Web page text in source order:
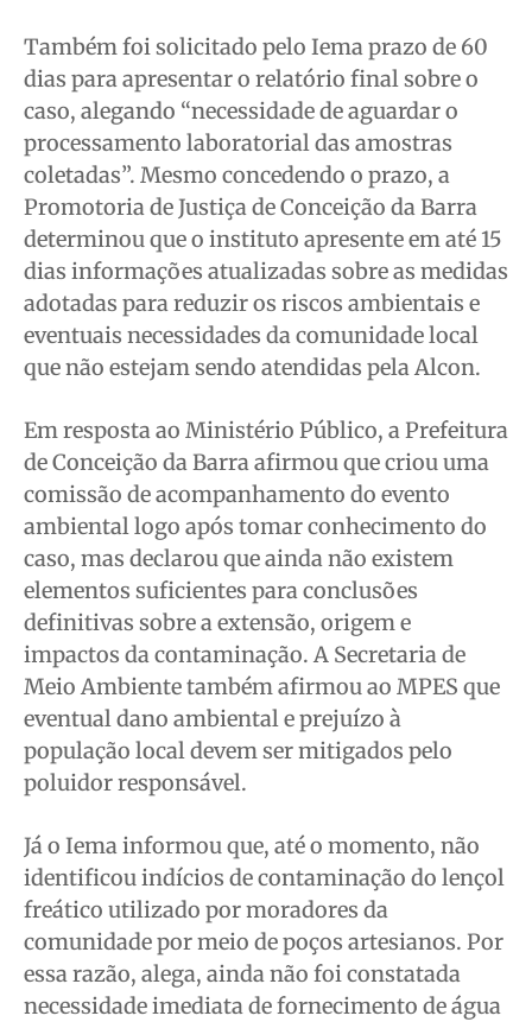
Também foi solicitado pelo Iema prazo de 60
dias para apresentar o relatório final sobre o
caso, alegando “necessidade de aguardar o
processamento laboratorial das amostras
coletadas”. Mesmo concedendo o prazo, a
Promotoria de Justiça de Conceição da Barra
determinou que o instituto apresente em até 15
dias informações atualizadas sobre as medidas
adotadas para reduzir os riscos ambientais e
eventuais necessidades da comunidade local
que não estejam sendo atendidas pela Alcon.
Em resposta ao Ministério Público, a Prefeitura
de Conceição da Barra afirmou que criou uma
comissão de acompanhamento do evento
ambiental logo após tomar conhecimento do
caso, mas declarou que ainda não existem
elementos suficientes para conclusões
definitivas sobre a extensão, origem e
impactos da contaminação. A Secretaria de
Meio Ambiente também afirmou ao MPES que
eventual dano ambiental e prejuízo à
população local devem ser mitigados pelo
poluidor responsável.
Já o Iema informou que, até o momento, não
identificou indícios de contaminação do lençol
freático utilizado por moradores da
comunidade por meio de poços artesianos. Por
essa razão, alega, ainda não foi constatada
necessidade imediata de fornecimento de água